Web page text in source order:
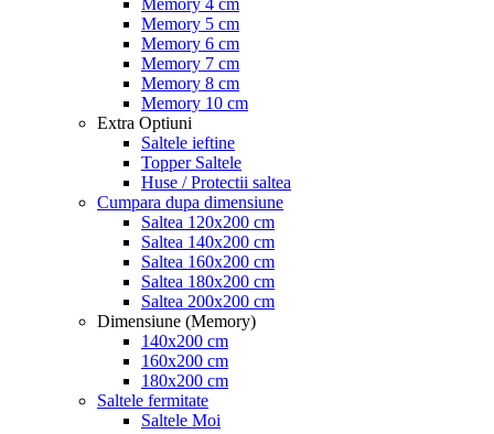
Memory 5 cm
Memory 6 cm
Memory 7 cm
Memory 8 cm
Memory 10 cm
Extra Optiuni
Saltele ieftine
Topper Saltele
Huse / Protectii saltea
Cumpara dupa dimensiune
Saltea 120x200 cm
Saltea 140x200 cm
Saltea 160x200 cm
Saltea 180x200 cm
Saltea 200x200 cm
Dimensiune (Memory)
140x200 cm
160x200 cm
180x200 cm
Saltele fermitate
Saltele Moi